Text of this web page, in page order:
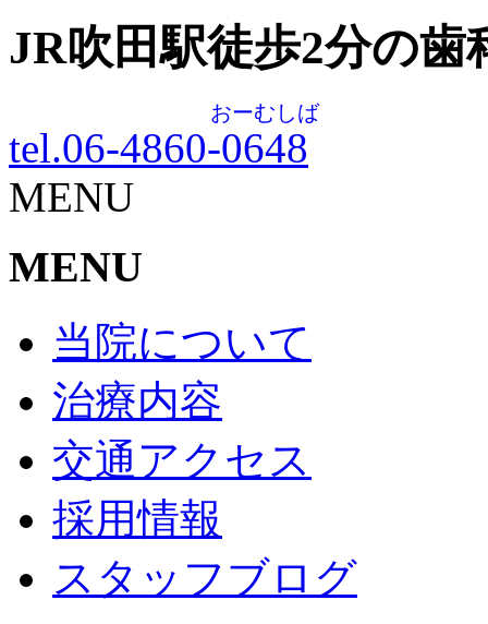
JR吹田駅徒歩2分の歯
tel.06-4860-0648
おーむしば
MENU
MENU
当院について
治療内容
交通アクセス
採用情報
スタッフブログ